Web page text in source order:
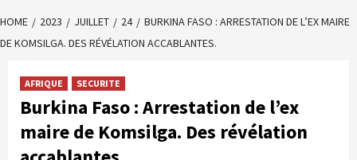
HOME 2023 JUILLET 24
BURKINA FASO : ARRESTATION DE L’EX MAIRE
DE KOMSILGA. DES RÉVÉLATION ACCABLANTES.
AFRIQUE SECURITE
Burkina Faso : Arrestation de l’ex
maire de Komsilga. Des révélation